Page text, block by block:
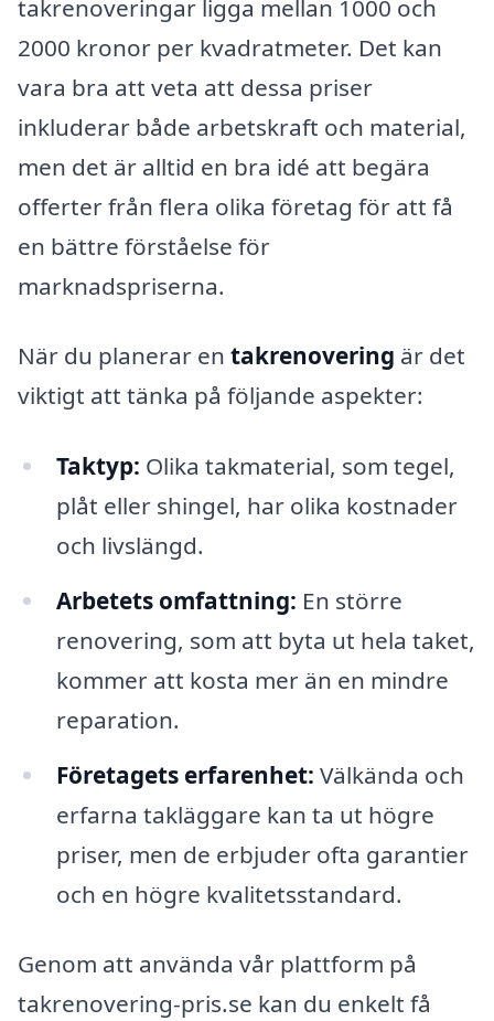
takrenoveringar ligga mellan 1000 och
2000 kronor per kvadratmeter. Det kan
vara bra att veta att dessa priser
inkluderar både arbetskraft och material,
men det är alltid en bra idé att begära
offerter från flera olika företag för att få
en bättre förståelse för
marknadspriserna.
När du planerar en takrenovering är det
viktigt att tänka på följande aspekter:
Taktyp: Olika takmaterial, som tegel,
plåt eller shingel, har olika kostnader
och livslängd.
Arbetets omfattning: En större
renovering, som att byta ut hela taket,
kommer att kosta mer än en mindre
reparation.
Företagets erfarenhet: Välkända och
erfarna takläggare kan ta ut högre
priser, men de erbjuder ofta garantier
och en högre kvalitetsstandard.
Genom att använda vår plattform på
takrenovering-pris.se kan du enkelt få